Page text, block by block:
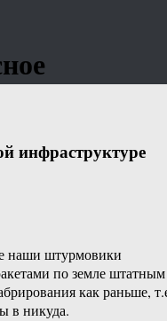
инфраструктуре
наши штурмовики
по земле штатным
как раньше,
в никуда.